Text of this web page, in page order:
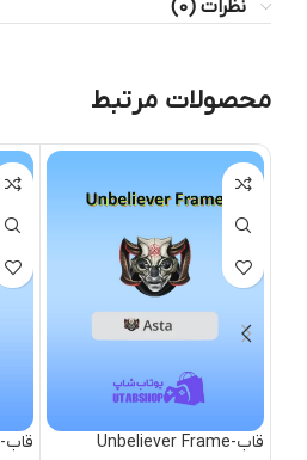
نظرات (0)
محصولات مرتبط
قاب-Unbeliever Frame قاب-Unicorn Frame